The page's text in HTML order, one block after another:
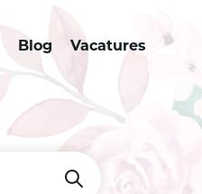
Blog Vacatures